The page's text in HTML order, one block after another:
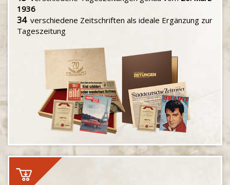
1936
34verschiedene Zeitschriften als ideale Ergänzung zur
Tageszeitung